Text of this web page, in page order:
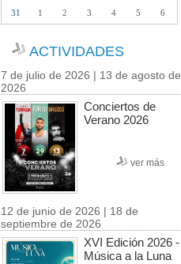
31
1 2 3 4 5 6
ACTIVIDADES
7 de julio de 2026 | 13 de agosto de
2026
Conciertos de
Verano 2026
ver más
12 de junio de 2026 | 18 de
septiembre de 2026
XVI Edición 2026 -
Música a la Luna